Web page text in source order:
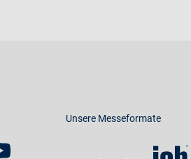
Unsere Messeformate